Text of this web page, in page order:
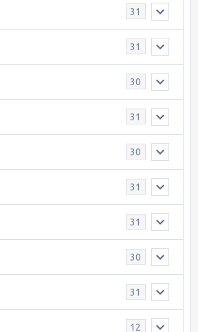
31
31
30
31
30
31
31
30
31
12